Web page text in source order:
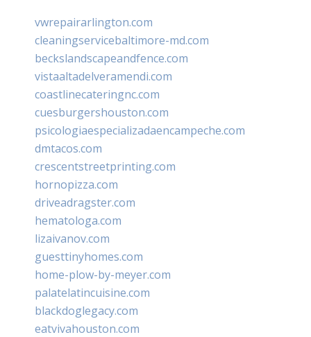
vwrepairarlington.com
cleaningservicebaltimore-md.com
beckslandscapeandfence.com
vistaaltadelveramendi.com
coastlinecateringnc.com
cuesburgershouston.com
psicologiaespecializadaencampeche.com
dmtacos.com
crescentstreetprinting.com
hornopizza.com
driveadragster.com
hematologa.com
lizaivanov.com
guesttinyhomes.com
home-plow-by-meyer.com
palatelatincuisine.com
blackdoglegacy.com
eatvivahouston.com